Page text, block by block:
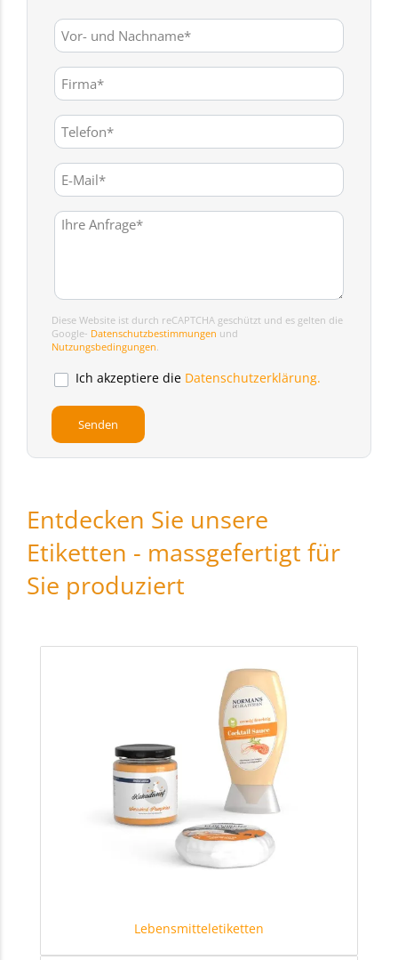
Diese Website ist durch reCAPTCHA geschützt und es gelten die
Google- Datenschutzbestimmungen und
Nutzungsbedingungen.
Ich akzeptiere die Datenschutzerklärung.
Entdecken Sie unsere
Etiketten - massgefertigt für
Sie produziert
Lebensmitteletiketten